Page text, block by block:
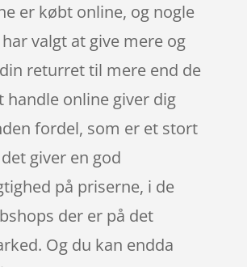
er købt online, og nogle
valgt at give mere og
returret til mere end de
handle online giver dig
fordel, som er et stort
giver en god
på priserne, i de
der er på det
Og du kan endda